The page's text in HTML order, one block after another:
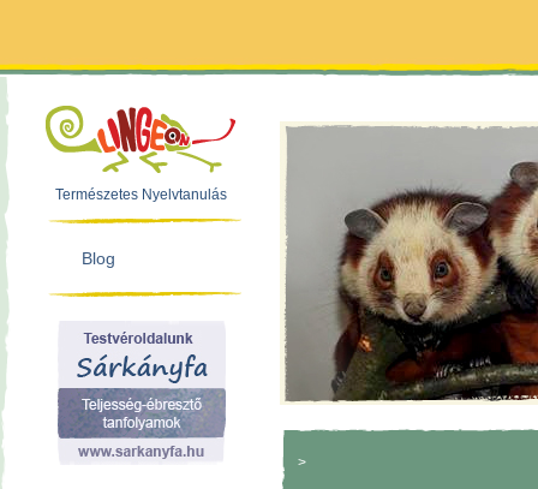
Természetes Nyelvtanulás
Blog
>